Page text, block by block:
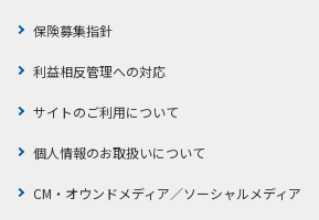
保険募集指針
利益相反管理への対応
サイトのご利用について
個人情報のお取扱いについて
CM・オウンドメディア／ソーシャルメディア